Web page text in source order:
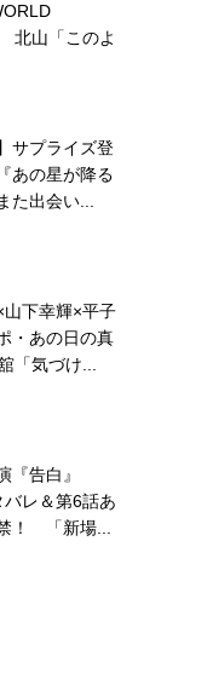
北山「このよ
サプライズ登
あの星が降る
た出会い...
山下幸輝×平子
・あの日の真
「気づけ...
『告白』
バレ＆第6話あ
！ 「新場...